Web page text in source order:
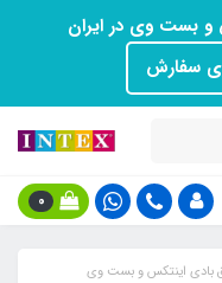
و بست وی در ایران
0
بادی اینتکس و بست وی